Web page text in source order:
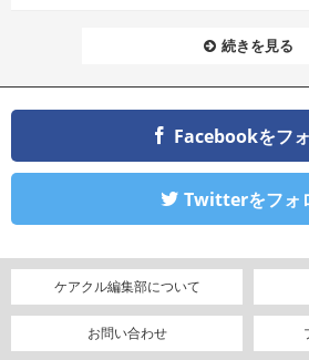
続きを見る
Facebookをフ
Twitterをフォ
ケアクル編集部について
お問い合わせ